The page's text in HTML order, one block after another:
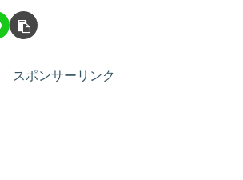
スポンサーリンク